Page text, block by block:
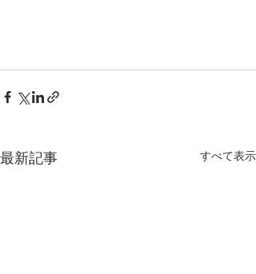
最新記事 すべて表示